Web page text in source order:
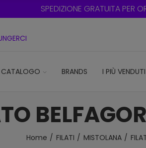
SPEDIZIONE GRATUITA PER
CATALOGO BRANDS I PIÙ VENDUTI
Home FILATI MISTOLANA